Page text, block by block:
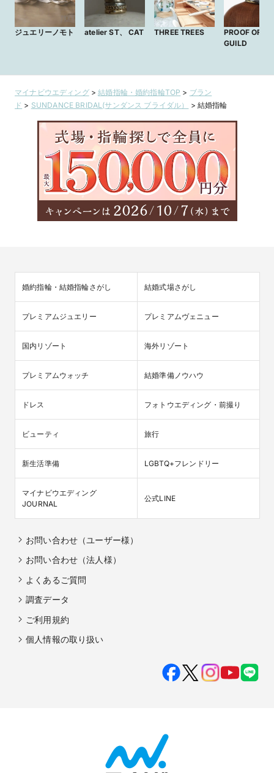
ジュエリーノモト atelier ST、 CAT THREE TREES
PROOF OF
GUILD
マイナビウエディング>結婚指輪・婚約指輪TOP > ブラン
ド > SUNDANCE BRIDAL(サンダンス ブライダル） > 結婚指輪
婚約指輪・結婚指輪さがし 結婚式場さがし
プレミアムジュエリー プレミアムヴェニュー
国内リゾート 海外リゾート
プレミアムウォッチ 結婚準備ノウハウ
ドレス フォトウエディング・前撮り
ビューティ 旅行
新生活準備 LGBTQ+フレンドリー
マイナビウエディング
JOURNAL
公式LINE
お問い合わせ（ユーザー様）
お問い合わせ（法人様）
よくあるご質問
調査データ
ご利用規約
個人情報の取り扱い